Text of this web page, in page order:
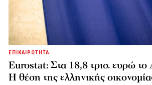
ΕΠΙΚΑΙΡΟΤΗΤΑ
Eurostat: Στα 18,8 τρισ. ευρώ
Η θέση της ελληνικής